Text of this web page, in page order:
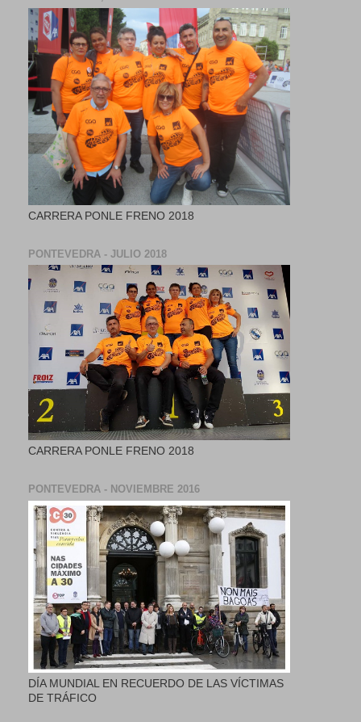
CARRERA PONLE FRENO 2018
PONTEVEDRA - JULIO 2018
CARRERA PONLE FRENO 2018
PONTEVEDRA - NOVIEMBRE 2016
DÍA MUNDIAL EN RECUERDO DE LAS VÍCTIMAS
DE TRÁFICO